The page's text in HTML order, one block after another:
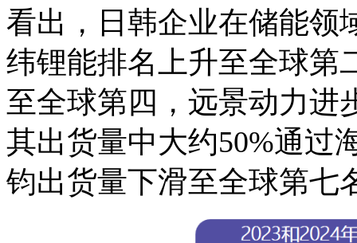
看出，日韩企业在储能领
纬锂能排名上升至全球第
至全球第四，远景动力进
其出货量中大约50%通过
钧出货量下滑至全球第七